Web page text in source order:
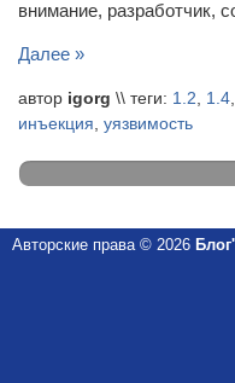
внимание, разработчик,
Далее »
автор igorg \\ теги: 1.2, 1.4
инъекция, уязвимость
Авторские права © 2026